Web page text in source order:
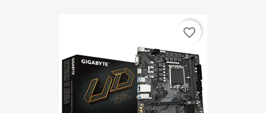
favorite_border